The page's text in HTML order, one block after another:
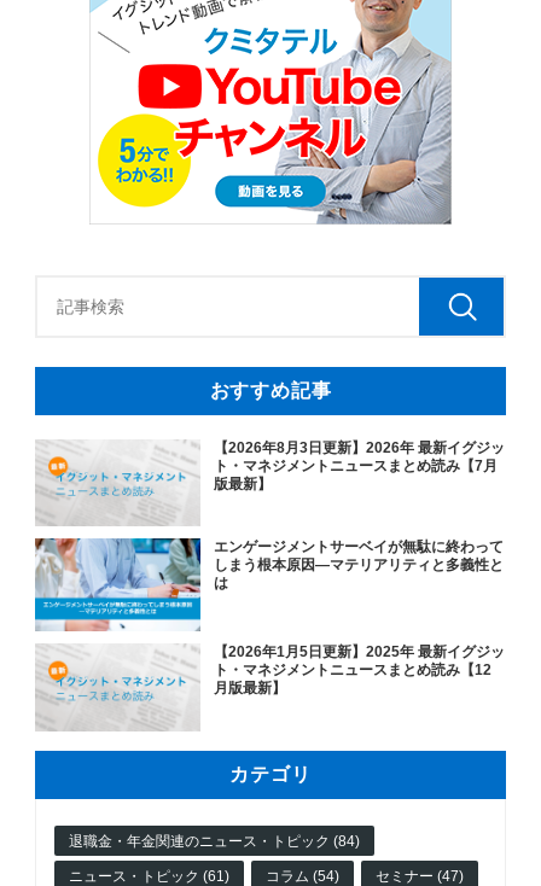
おすすめ記事
【2026年8月3日更新】2026年 最新イグジッ
ト・マネジメントニュースまとめ読み【7月
版最新】
エンゲージメントサーベイが無駄に終わって
しまう根本原因―マテリアリティと多義性と
は
【2026年1月5日更新】2025年 最新イグジッ
ト・マネジメントニュースまとめ読み【12
月版最新】
カテゴリ
退職金・年金関連のニュース・トピック (84)
ニュース・トピック (61) コラム (54) セミナー (47)